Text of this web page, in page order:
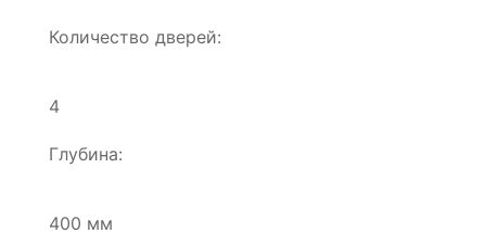
Количество дверей:
4
Глубина:
400 мм